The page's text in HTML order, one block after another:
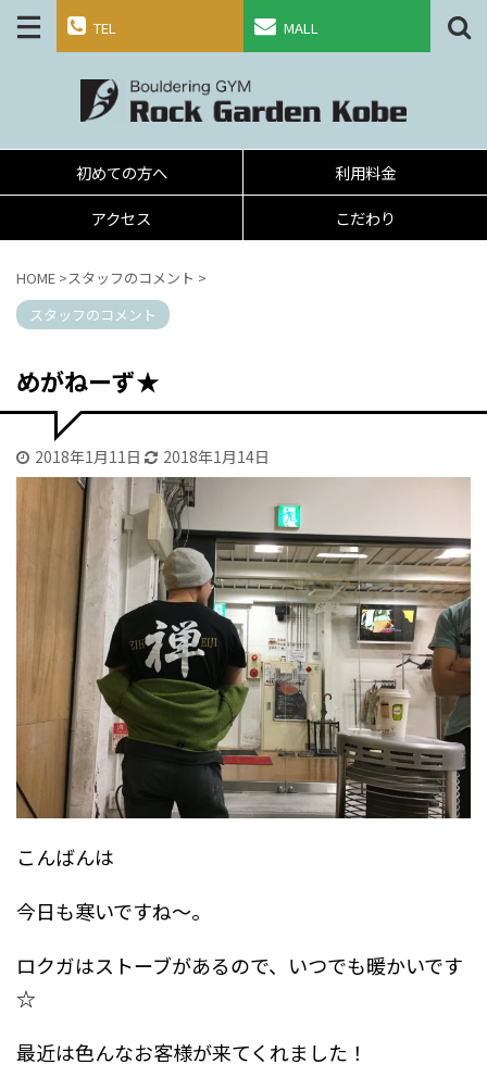
TEL MALL
初めての方へ
利用料金
アクセス
こだわり
HOME >スタッフのコメント >
スタッフのコメント
めがねーず★
2018年1月11日 2018年1月14日
こんばんは
今日も寒いですね～。
ロクガはストーブがあるので、いつでも暖かいです
☆
最近は色んなお客様が来てくれました！